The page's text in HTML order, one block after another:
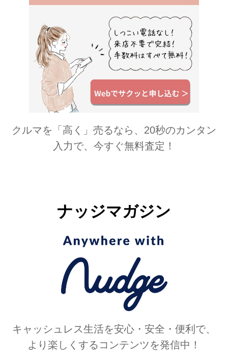
クルマを「高く」売るなら、20秒のカンタン
入力で、今すぐ無料査定！
ナッジマガジン
キャッシュレス生活を安心・安全・便利で、
より楽しくするコンテンツを発信中！